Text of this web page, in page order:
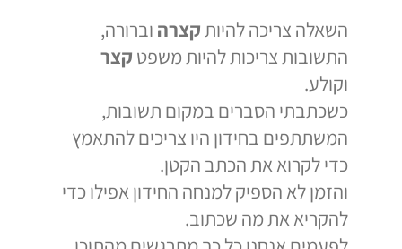
השאלה צריכה להיותקצרה וברורה,
התשובות צריכות להיות משפט קצר
וקולע.
כשכתבתי הסברים במקום תשובות,
המשתתפים בחידון היו צריכים להתאמץ
כדי לקרוא את הכתב הקטן.
והזמן לא הספיק למנחה החידון אפילו כדי
להקריא את מה שכתוב.